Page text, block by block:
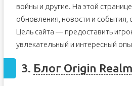
войны и другие. На этой
обновления, новости и события,
Цель сайта — предоставить
увлекательный и интересный
3. Блог Origin